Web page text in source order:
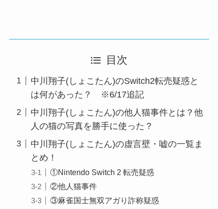
目次
中川翔子(しょこたん)のSwitch2転売疑惑と
は何があった？ ※6/17追記
中川翔子(しょこたん)の他人猫事件とは？他
人の猫の写真を勝手に使った？
中川翔子(しょこたん)の虚言壁・嘘の一覧ま
とめ！
①Nintendo Switch 2 転売疑惑
②他人猫事件
③麻雀国士無双アガり詐称疑惑